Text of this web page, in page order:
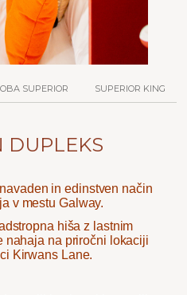
SUPERIOR SUPERIOR KING
DUPLEKS
in edinstven način
v mestu Galway.
hiša z lastnim
nahaja na priročni lokaciji
Kirwans Lane.